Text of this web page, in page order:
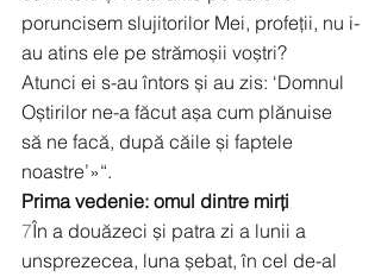
poruncisem slujitorilor Mei, profeții, nu i-
au atins ele pe strămoșii voștri?
Atunci ei s-au întors și au zis: ‘Domnul
Oștirilor ne-a făcut așa cum plănuise
să ne facă, după căile și faptele
noastre’»“.
Prima vedenie: omul dintre mirți
7În a douăzeci și patra zi a lunii a
unsprezecea, luna șebat, în cel de-al